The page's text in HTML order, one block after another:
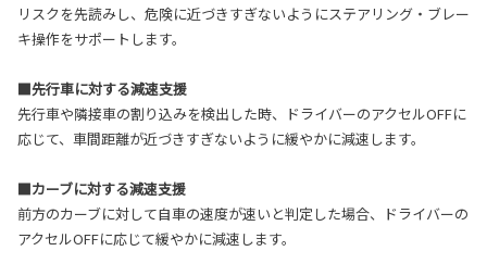
リスクを先読みし、危険に近づきすぎないようにステアリング・ブレー
キ操作をサポートします。
■先行車に対する減速支援
先行車や隣接車の割り込みを検出した時、ドライバーのアクセルOFFに
応じて、車間距離が近づきすぎないように緩やかに減速します。
■カーブに対する減速支援
前方のカーブに対して自車の速度が速いと判定した場合、ドライバーの
アクセルOFFに応じて緩やかに減速します。